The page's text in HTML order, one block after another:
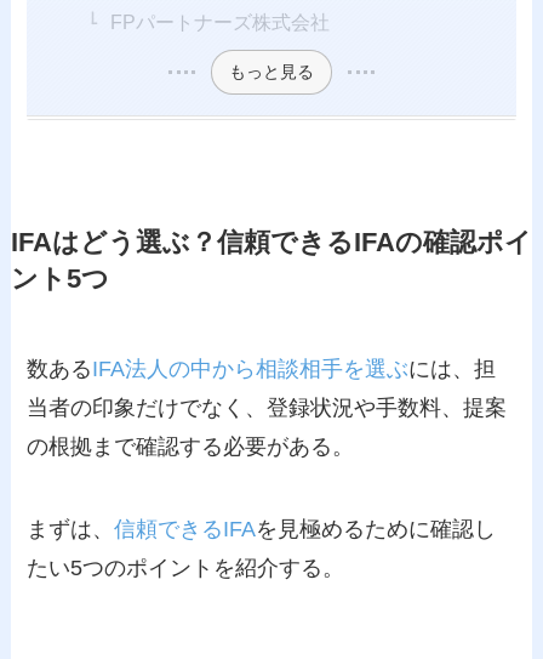
FPパートナーズ株式会社
もっと見る
IFAはどう選ぶ？信頼できるIFAの確認ポイ
ント5つ
数あるIFA法人の中から相談相手を選ぶには、担
当者の印象だけでなく、登録状況や手数料、提案
の根拠まで確認する必要がある。
まずは、信頼できるIFAを見極めるために確認し
たい5つのポイントを紹介する。